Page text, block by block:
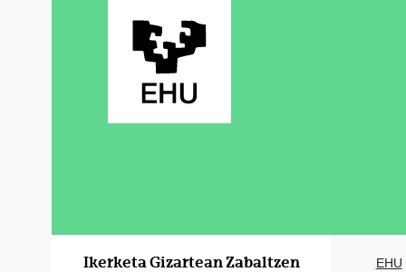
Ikerketa Gizartean Zabaltzen EHU